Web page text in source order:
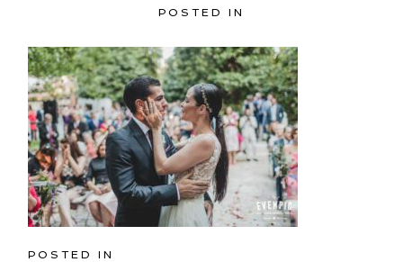
POSTED IN
POSTED IN